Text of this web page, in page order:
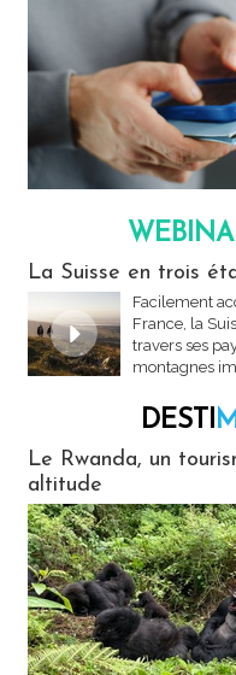
La Suisse en trois
Facilement
France, la
travers ses
montagnes
DESTI
Le Rwanda, un
altitude